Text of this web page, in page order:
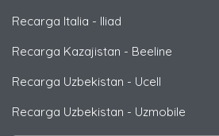
Recarga Italia - Iliad
Recarga Kazajistan - Beeline
Recarga Uzbekistan - Ucell
Recarga Uzbekistan - Uzmobile